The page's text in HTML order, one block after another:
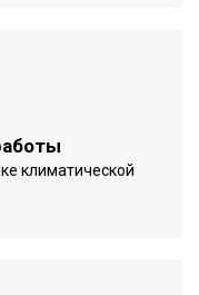
климатической